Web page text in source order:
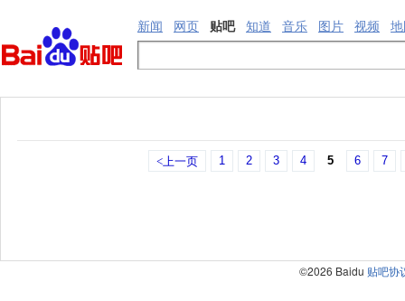
新闻 网页 贴吧 知道 音乐 图片 视频
<上一页 1 2 3 4 5 6 7
©2026 Baidu 贴吧协